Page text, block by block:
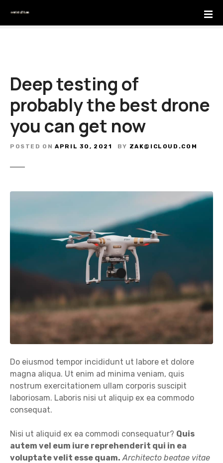
Deep testing of
probably the best drone
you can get now
POSTED ON APRIL 30, 2021 BY ZAK@ICLOUD.COM
Do eiusmod tempor incididunt ut labore et dolore
magna aliqua. Ut enim ad minima veniam, quis
nostrum exercitationem ullam corporis suscipit
laboriosam. Laboris nisi ut aliquip ex ea commodo
consequat.
Nisi ut aliquid ex ea commodi consequatur? Quis
autem vel eum iure reprehenderit qui in ea
voluptate velit esse quam. Architecto beatae vitae